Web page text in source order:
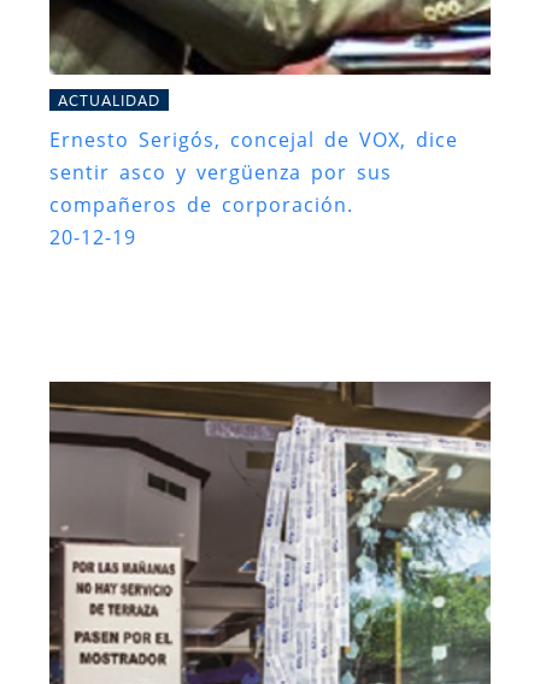
ACTUALIDAD
Ernesto Serigós, concejal de VOX, dice
sentir asco y vergüenza por sus
compañeros de corporación.
20-12-19